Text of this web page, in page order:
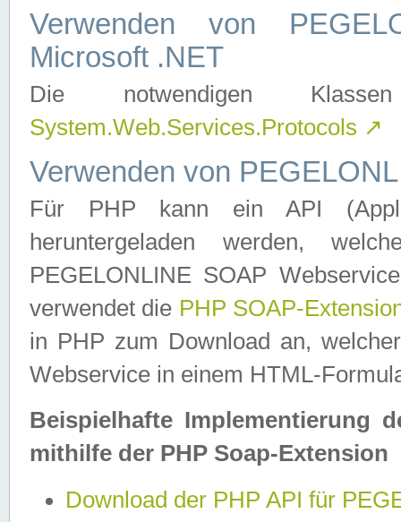
Verwenden von
Microsoft .NET
Die notwendigen
System.Web.Services.Protocols ↗
Verwenden von
Für PHP kann ein API
heruntergeladen werden,
PEGELONLINE SOAP
verwendet die PHP SOAP-
in PHP zum Download an,
Webservice in einem HTML-
Beispielhafte Implementierung
mithilfe der PHP Soap-Extension
Download der PHP API für